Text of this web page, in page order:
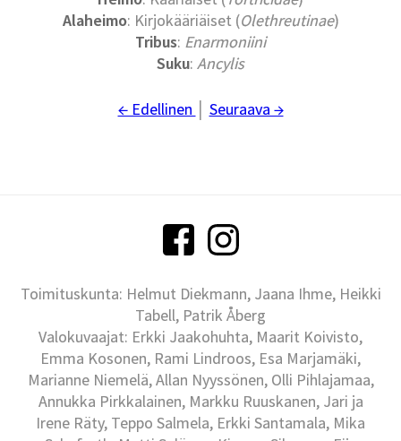
Alaheimo: Kirjokääriäiset (Olethreutinae)
Tribus: Enarmoniini
Suku: Ancylis
← Edellinen Seuraava →
Toimituskunta: Helmut Diekmann, Jaana Ihme, Heikki
Tabell, Patrik Åberg
Valokuvaajat: Erkki Jaakohuhta, Maarit Koivisto,
Emma Kosonen, Rami Lindroos, Esa Marjamäki,
Marianne Niemelä, Allan Nyyssönen, Olli Pihlajamaa,
Annukka Pirkkalainen, Markku Ruuskanen, Jari ja
Irene Räty, Teppo Salmela, Erkki Santamala, Mika